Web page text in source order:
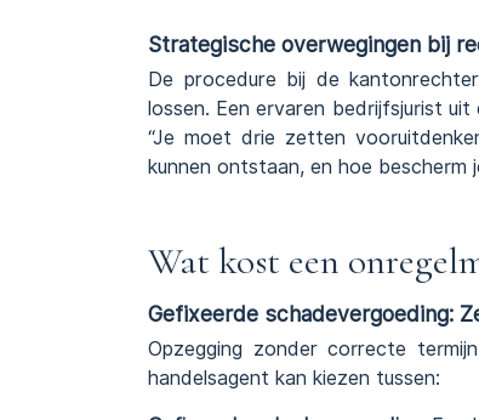
Strategische overwegingen bij
De procedure bij de
lossen. Een ervaren bedrijfsjurist
“Je moet drie zetten
kunnen ontstaan, en hoe bescherm
Wat kost een
Gefixeerde schadevergoeding:
Opzegging zonder correcte
handelsagent kan kiezen tussen: